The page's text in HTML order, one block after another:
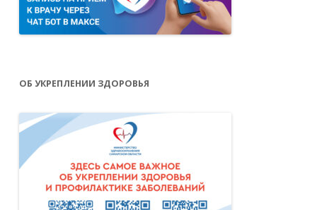
ОБ УКРЕПЛЕНИИ ЗДОРОВЬЯ